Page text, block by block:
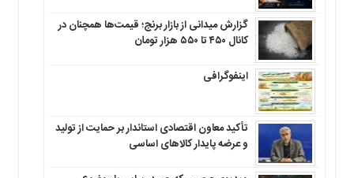
گزارش میدانی از بازار برنج؛ قیمت‌ها همچنان در
کانال ۴۵۰ تا ۵۵۰ هزار تومان
اینفوگرافی
تأکید معاون اقتصادی استاندار بر حمایت از تولید
و عرضه پایدار کالاهای اساسی